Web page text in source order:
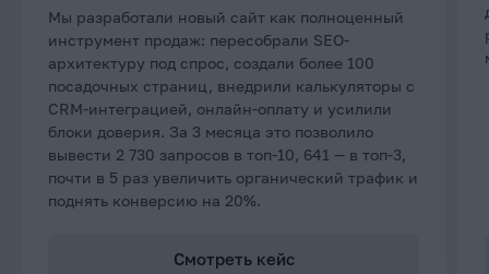
Смотреть кейс
Мы разработали новый сайт как полноценный
инструмент продаж: пересобрали SEO-
архитектуру под спрос, создали более 100
посадочных страниц, внедрили калькуляторы с
CRM-интеграцией, онлайн-оплату и усилили
блоки доверия. За 3 месяца это позволило
вывести 2 730 запросов в топ-10, 641 — в топ-3,
почти в 5 раз увеличить органический трафик и
поднять конверсию на 20%.